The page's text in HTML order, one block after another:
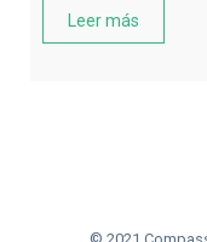
Leer más